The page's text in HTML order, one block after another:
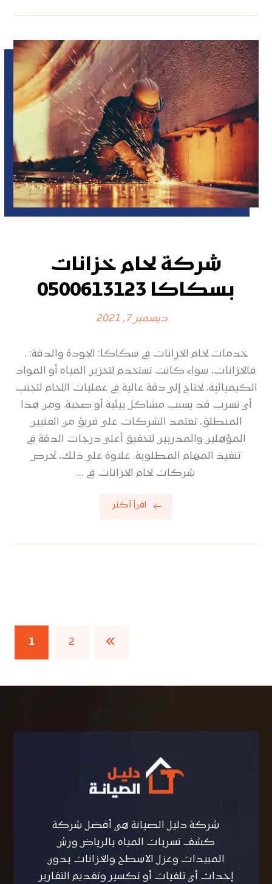
شركة لحام خزانات
بسكاكا 0500613123
ديسمبر 7, 2021
خدمات لحام الخزانات في سكاكا: الجودة والدقة: .
فالخزانات، سواء كانت تستخدم لتخزين المياه أو المواد
الكيميائية، تحتاج إلى دقة عالية في عمليات اللحام لتجنب
أي تسرب قد يسبب مشاكل بيئية أو صحية. ومن هذا
المنطلق، تعتمد الشركات على فريق من الفنيين
المؤهلين والمدربين لتحقيق أعلى درجات الدقة في
تنفيذ المهام المطلوبة. علاوة على ذلك، تحرص
شركات لحام الخزانات في ...
اقرأ أكثر
1 2
شركة دليل الصيانة هي أفضل شركة
كشف تسربات المياه بالرياض ورش
المبيدات وعزل الاسطح والخزانات بدون
إحداث أي تلفيات أو تكسير وتقديم التقارير